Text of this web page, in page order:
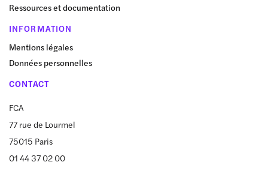
Ressources et documentation
INFORMATION
Mentions légales
Données personnelles
CONTACT
FCA
77 rue de Lourmel
75015 Paris
01 44 37 02 00